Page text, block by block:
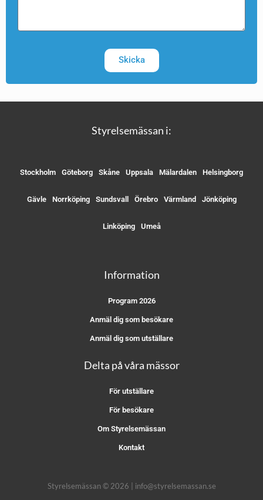
Skicka
Styrelsemässan i:
Stockholm Göteborg Skåne Uppsala Mälardalen Helsingborg
Gävle Norrköping Sundsvall Örebro Värmland Jönköping
Linköping Umeå
Information
Program 2026
Anmäl dig som besökare
Anmäl dig som utställare
Delta på våra mässor
För utställare
För besökare
Om Styrelsemässan
Kontakt
Styrelsemässan © 2026 | info@styrelsemassan.se